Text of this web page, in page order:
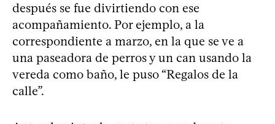
después se fue divirtiendo con ese
acompañamiento. Por ejemplo, a la
correspondiente a marzo, en la que se ve a
una paseadora de perros y un can usando la
vereda como baño, le puso “Regalos de la
calle”.